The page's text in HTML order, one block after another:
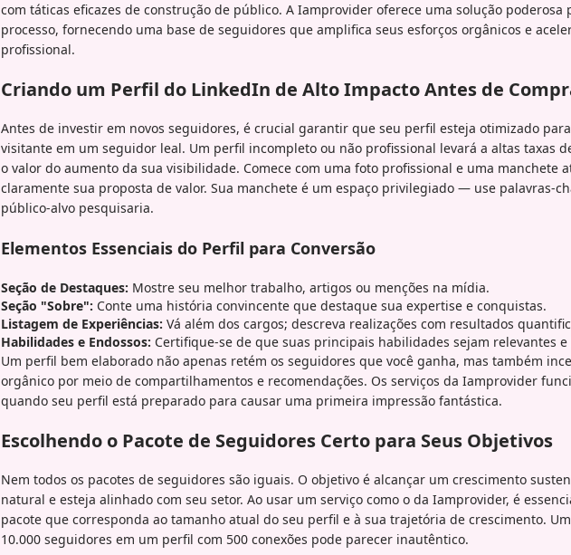
com táticas eficazes de construção de público. A Iamprovider oferece uma solução poderosa
processo, fornecendo uma base de seguidores que amplifica seus esforços orgânicos e
profissional.
Criando um Perfil do LinkedIn de Alto Impacto Antes de
Antes de investir em novos seguidores, é crucial garantir que seu perfil esteja otimizado
visitante em um seguidor leal. Um perfil incompleto ou não profissional levará a altas taxas
o valor do aumento da sua visibilidade. Comece com uma foto profissional e uma manchete
claramente sua proposta de valor. Sua manchete é um espaço privilegiado — use palavras-
público-alvo pesquisaria.
Elementos Essenciais do Perfil para Conversão
Seção de Destaques: Mostre seu melhor trabalho, artigos ou menções na mídia.
Seção "Sobre": Conte uma história convincente que destaque sua expertise e conquistas.
Listagem de Experiências: Vá além dos cargos; descreva realizações com resultados
Habilidades e Endossos: Certifique-se de que suas principais habilidades sejam relevantes e
Um perfil bem elaborado não apenas retém os seguidores que você ganha, mas também
orgânico por meio de compartilhamentos e recomendações. Os serviços da Iamprovider
quando seu perfil está preparado para causar uma primeira impressão fantástica.
Escolhendo o Pacote de Seguidores Certo para Seus Objetivos
Nem todos os pacotes de seguidores são iguais. O objetivo é alcançar um crescimento
natural e esteja alinhado com seu setor. Ao usar um serviço como o da Iamprovider, é
pacote que corresponda ao tamanho atual do seu perfil e à sua trajetória de crescimento.
10.000 seguidores em um perfil com 500 conexões pode parecer inautêntico.